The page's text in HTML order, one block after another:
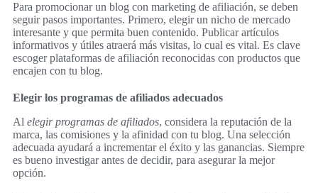
Para promocionar un blog con marketing de afiliación, se deben
seguir pasos importantes. Primero, elegir un nicho de mercado
interesante y que permita buen contenido. Publicar artículos
informativos y útiles atraerá más visitas, lo cual es vital. Es clave
escoger plataformas de afiliación reconocidas con productos que
encajen con tu blog.
Elegir los programas de afiliados adecuados
Al elegir programas de afiliados, considera la reputación de la
marca, las comisiones y la afinidad con tu blog. Una selección
adecuada ayudará a incrementar el éxito y las ganancias. Siempre
es bueno investigar antes de decidir, para asegurar la mejor
opción.